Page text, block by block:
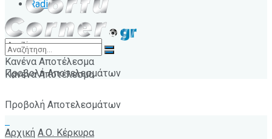
Radio
Κανένα Αποτέλεσμα
Προβολή Αποτελεσμάτων
Κανένα Αποτέλεσμα
Προβολή Αποτελεσμάτων
Αρχική Α.Ο. Κέρκυρα